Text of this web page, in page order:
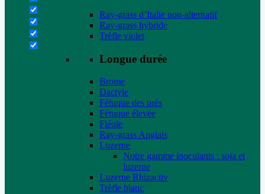
Ray-grass d’Italie non-alternatif
Ray-grass hybride
Trèfle violet
Longue durée
Brome
Dactyle
Fétuque des prés
Fétuque élevée
Fléole
Ray-grass Anglais
Luzerne
Notre gamme inoculants : soja et
luzerne
Luzerne Rhizactiv
Trèfle blanc